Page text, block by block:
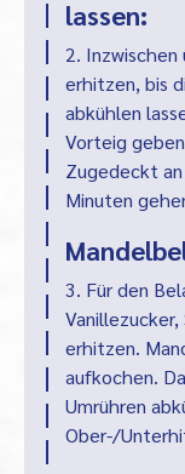
lassen:
2.
erhitzen, bis
abkühlen
Vorteig
Zugedeckt
Minuten
3. Für den
erhitzen.
aufkochen.
Umrühren
Ober-/